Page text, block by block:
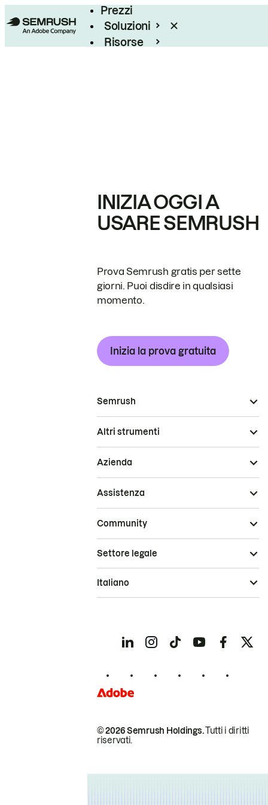
Prezzi
Soluzioni
Risorse
INIZIA OGGI A
USARE SEMRUSH
Prova Semrush gratis per sette
giorni. Puoi disdire in qualsiasi
momento.
Inizia la prova gratuita
Semrush
Altri strumenti
Azienda
Assistenza
Community
© 2026 Semrush Holdings.Tutti i diritti
riservati.
Settore legale
Italiano